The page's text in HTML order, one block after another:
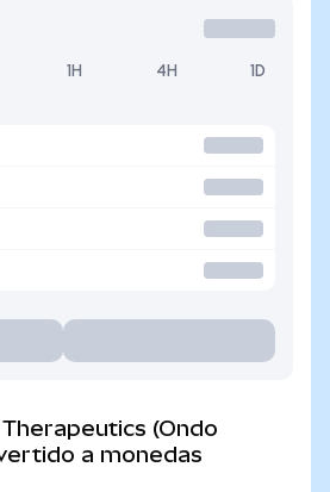
1H 4H 1D
(Ondo
a monedas